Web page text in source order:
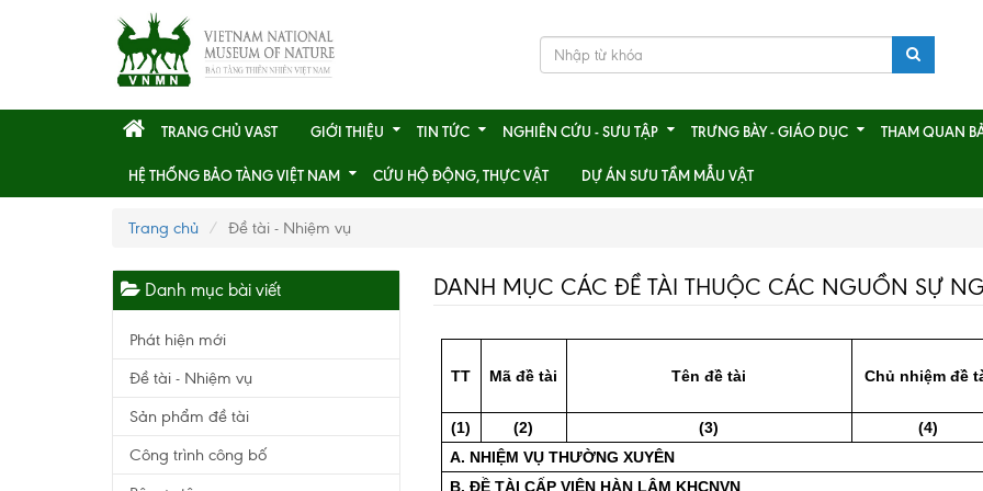
TRANG CHỦ VAST GIỚI THIỆU TIN TỨC NGHIÊN CỨU - SƯU TẬP TRƯNG BÀY - GIÁO DỤC THAM QUAN
HỆ THỐNG BẢO TÀNG VIỆT NAM CỨU HỘ ĐỘNG, THỰC VẬT DỰ ÁN SƯU TẦM MẪU VẬT
Trang chủ Đề tài - Nhiệm vụ
DANH MỤC CÁC ĐỀ TÀI THUỘC CÁC NGUỒN SỰ
TT Mã đề tài Tên đề tài Chủ nhiệm đề
(1) (2) (3)
(4)
A. NHIỆM VỤ THƯỜNG XUYÊN
B. ĐỀ TÀI CẤP VIỆN HÀN LÂM KHCNVN
Danh mục bài viết
Phát hiện mới
Đề tài - Nhiệm vụ
Sản phẩm đề tài
Công trình công bố